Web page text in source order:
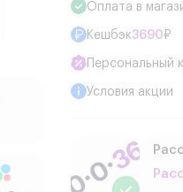
Оплата в
Кешбэк3690₽
Персональный
Условия акции